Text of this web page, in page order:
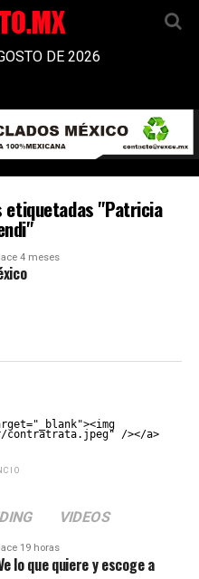
DE 2026
etiquetadas "Patricia
4 meses
contratrata.jpeg" /></a>
VIDEOS
19 horas
lo que quiere y escoge a